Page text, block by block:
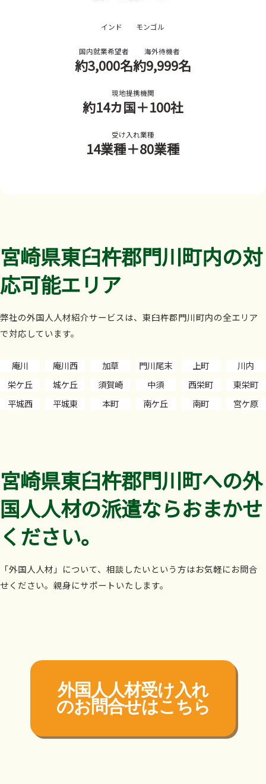
インド モンゴル
国内就業希望者
約3,000名
海外待機者
約9,999名
現地提携機関
約14カ国＋100社
受け入れ業種
14業種＋80業種
宮崎県東臼杵郡門川町内の対
応可能エリア
弊社の外国人人材紹介サービスは、東臼杵郡門川町内の全エリア
で対応しています。
庵川 庵川西 加草 門川尾末 上町
川内
栄ケ丘
城ケ丘 須賀崎 中須 西栄町
東栄町
平城西
平城東 本町 南ケ丘 南町 宮ケ原
宮崎県東臼杵郡門川町への外
国人人材の派遣ならおまかせ
ください。
「外国人人材」について、相談したいという方はお気軽にお問合
せください。親身にサポートいたします。
外国人人材受け入れ
のお問合せはこちら